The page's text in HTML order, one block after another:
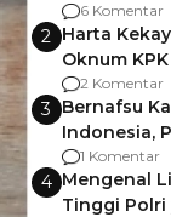
Gagalnya
6 Komentar
2 Harta
Oknum
Pemalang
2 Komentar
3 Bernafsu
Indonesia,
Berencana
1 Komentar
4 Mengenal
Tinggi Polri